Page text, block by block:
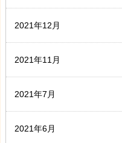
2021年12月
2021年11月
2021年7月
2021年6月